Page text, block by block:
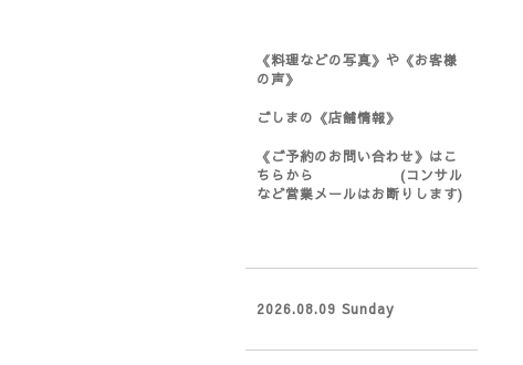
《料理などの写真》や《お客様
の声》
ごしまの《店舗情報》
《ご予約のお問い合わせ》はこ
ちらから (コンサル
など営業メールはお断りします)
2026.08.09 Sunday